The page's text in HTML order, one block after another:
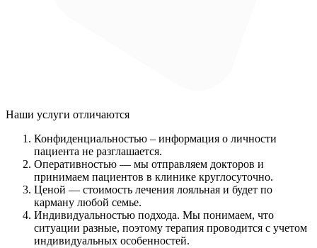
Наши услуги отличаются
Конфиденциальностью – информация о личности
пациента не разглашается.
Оперативностью — мы отправляем докторов и
принимаем пациентов в клинике круглосуточно.
Ценой — стоимость лечения лояльная и будет по
карману любой семье.
Индивидуальностью подхода. Мы понимаем, что
ситуации разные, поэтому терапия проводится с учетом
индивидуальных особенностей.